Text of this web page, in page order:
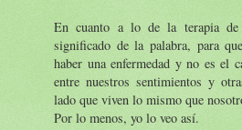
En cuanto a lo de la terapia
significado de la palabra, para
haber una enfermedad y no es el
entre nuestros sentimientos y
lado que viven lo mismo que
Por lo menos, yo lo veo así.